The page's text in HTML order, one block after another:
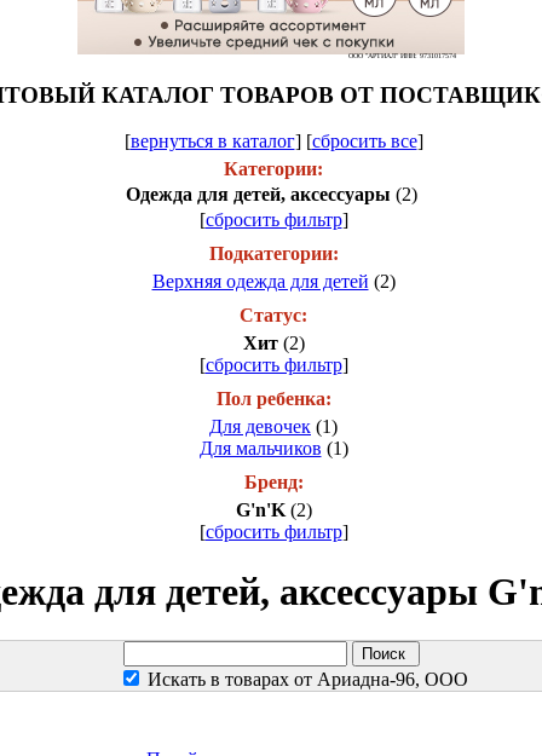
ООО "АРТИАЛ" ИНН: 9731017574
КАТАЛОГ ТОВАРОВ ОТ
[вернуться в каталог] [сбросить все]
Категории:
Одежда для детей, аксессуары (2)
[сбросить фильтр]
Подкатегории:
Верхняя одежда для детей (2)
Статус:
Хит (2)
[сбросить фильтр]
Пол ребенка:
Для девочек (1)
Для мальчиков (1)
Бренд:
G'n'K (2)
[сбросить фильтр]
для детей, аксессуары
Искать в товарах от Ариадна-96, ООО